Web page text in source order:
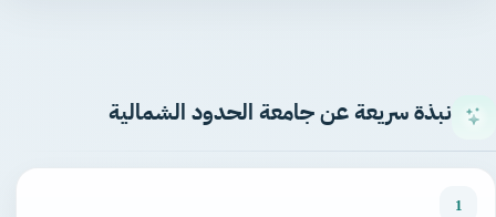
نبذة سريعة عن جامعة الحدود الشمالية
1